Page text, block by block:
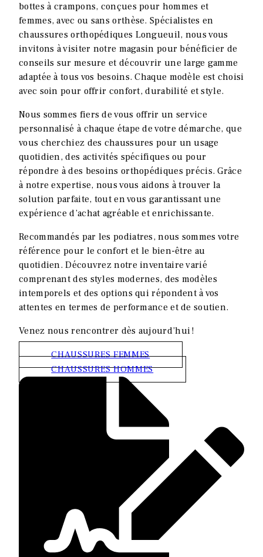
bottes à crampons, conçues pour hommes et
femmes, avec ou sans orthèse. Spécialistes en
chaussures orthopédiques Longueuil, nous vous
invitons à visiter notre magasin pour bénéficier de
conseils sur mesure et découvrir une large gamme
adaptée à tous vos besoins. Chaque modèle est choisi
avec soin pour offrir confort, durabilité et style.
Nous sommes fiers de vous offrir un service
personnalisé à chaque étape de votre démarche, que
vous cherchiez des chaussures pour un usage
quotidien, des activités spécifiques ou pour
répondre à des besoins orthopédiques précis. Grâce
à notre expertise, nous vous aidons à trouver la
solution parfaite, tout en vous garantissant une
expérience d’achat agréable et enrichissante.
Recommandés par les podiatres, nous sommes votre
référence pour le confort et le bien-être au
quotidien. Découvrez notre inventaire varié
comprenant des styles modernes, des modèles
intemporels et des options qui répondent à vos
attentes en termes de performance et de soutien.
Venez nous rencontrer dès aujourd’hui !
CHAUSSURES FEMMES
CHAUSSURES HOMMES